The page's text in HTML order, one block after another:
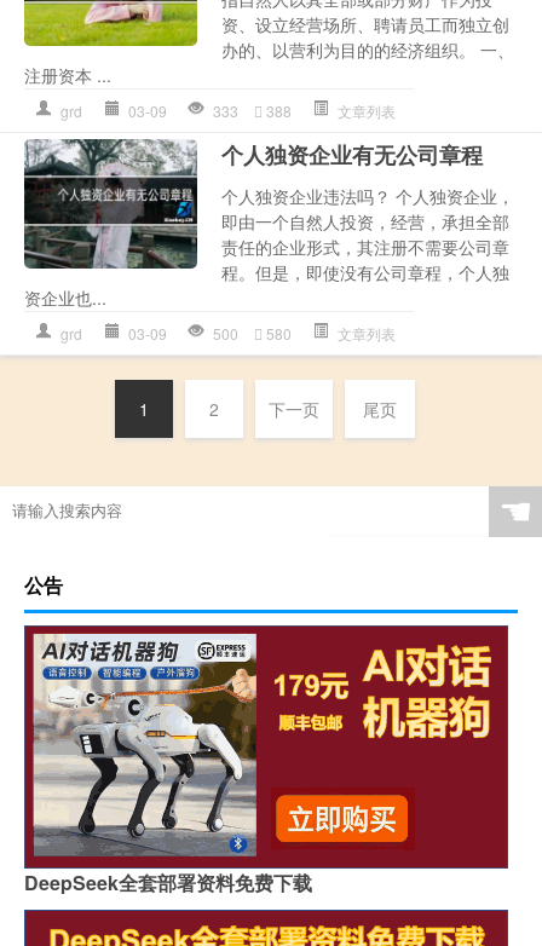
资、设立经营场所、聘请员工而独立创
办的、以营利为目的的经济组织。 一、
注册资本 ...
grd 03-09 333 388 文章列表
个人独资企业有无公司章程
个人独资企业违法吗？ 个人独资企业，
即由一个自然人投资，经营，承担全部
责任的企业形式，其注册不需要公司章
程。但是，即使没有公司章程，个人独
资企业也...
grd 03-09 500 580 文章列表
1 2 下一页 尾页
☚
公告
DeepSeek全套部署资料免费下载